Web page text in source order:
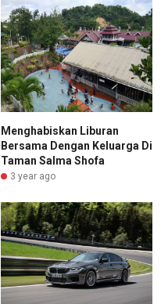
Menghabiskan Liburan
Bersama Dengan Keluarga Di
Taman Salma Shofa
3 year ago